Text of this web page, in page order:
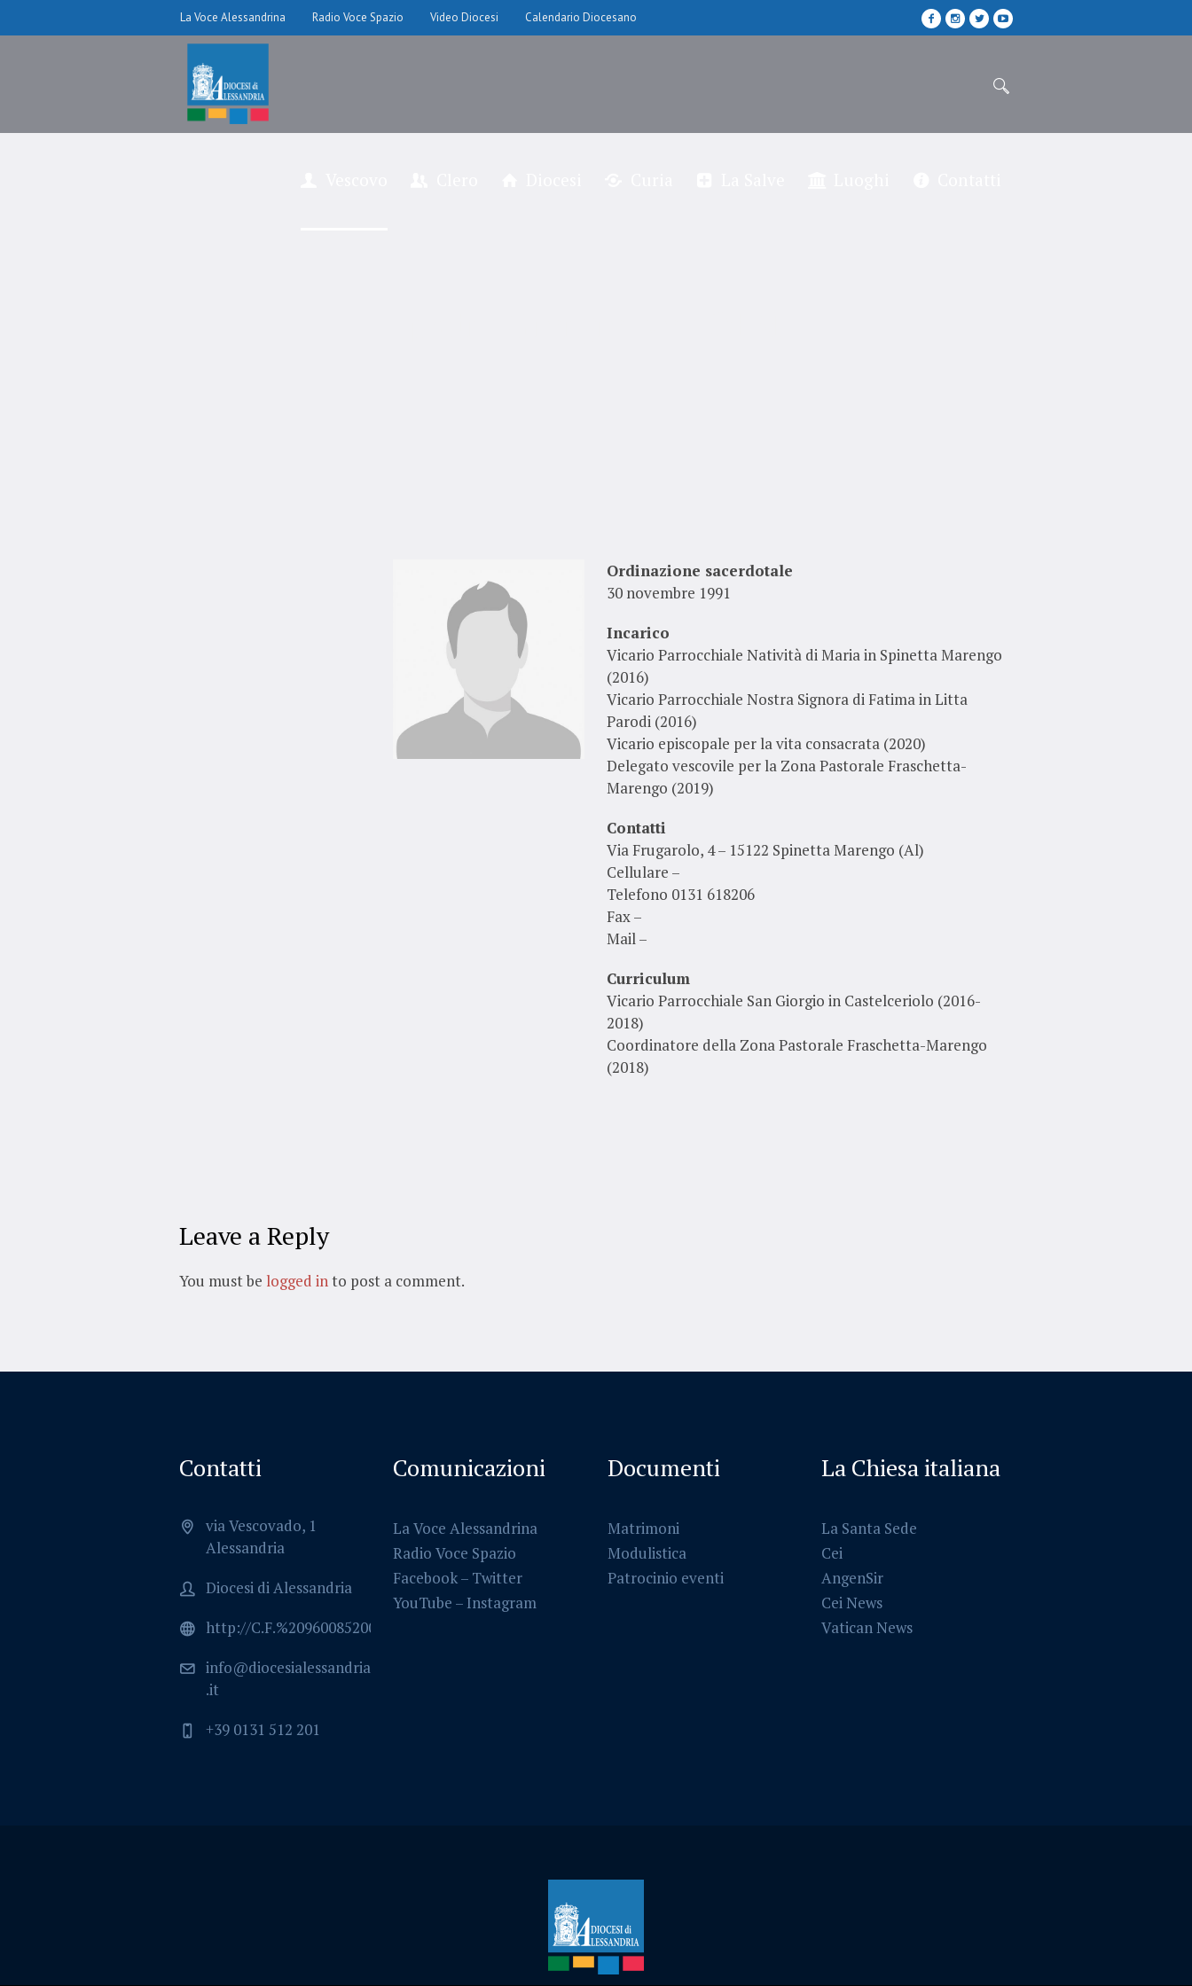
La Voce Alessandrina Radio Voce Spazio Video Diocesi Calendario Diocesano
Ordinazione sacerdotale
30 novembre 1991
Incarico
Vicario Parrocchiale Natività di Maria in Spinetta Marengo
(2016)
Vicario Parrocchiale Nostra Signora di Fatima in Litta
Parodi (2016)
Vicario episcopale per la vita consacrata (2020)
Delegato vescovile per la Zona Pastorale Fraschetta-
Marengo (2019)
Contatti
Via Frugarolo, 4 – 15122 Spinetta Marengo (Al)
Cellulare –
Telefono 0131 618206
Fax –
Mail –
Curriculum
Vicario Parrocchiale San Giorgio in Castelceriolo (2016-
2018)
Coordinatore della Zona Pastorale Fraschetta-Marengo
(2018)
Leave a Reply
You must be logged into post a comment.
Contatti
via Vescovado, 1
Alessandria
Diocesi di Alessandria
http://C.F.%2096008520064
info@diocesialessandria
.it
+39 0131 512 201
Comunicazioni
La Voce Alessandrina
Radio Voce Spazio
Facebook– Twitter
YouTube – Instagram
Documenti
Matrimoni
Modulistica
Patrocinio eventi
La Chiesa italiana
La Santa Sede
Cei
AngenSir
Cei News
Vatican News